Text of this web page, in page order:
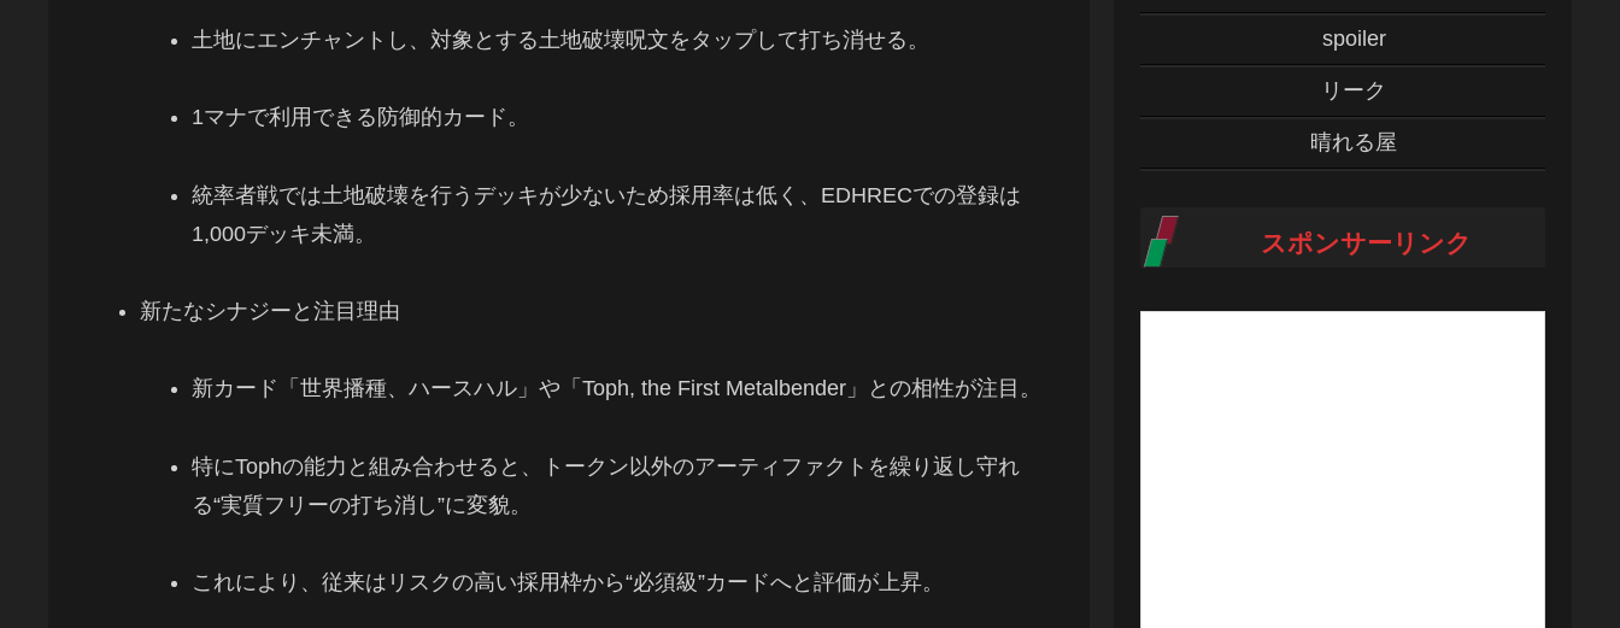
土地にエンチャントし、対象とする土地破壊呪文をタップして打ち消せる。
1マナで利用できる防御的カード。
統率者戦では土地破壊を行うデッキが少ないため採用率は低く、EDHRECでの登録は
1,000デッキ未満。
新たなシナジーと注目理由
新カード「世界播種、ハースハル」や「Toph, the First Metalbender」との相性が注目。
特にTophの能力と組み合わせると、トークン以外のアーティファクトを繰り返し守れ
る“実質フリーの打ち消し”に変貌。
これにより、従来はリスクの高い採用枠から“必須級”カードへと評価が上昇。
spoiler
リーク
晴れる屋
スポンサーリンク